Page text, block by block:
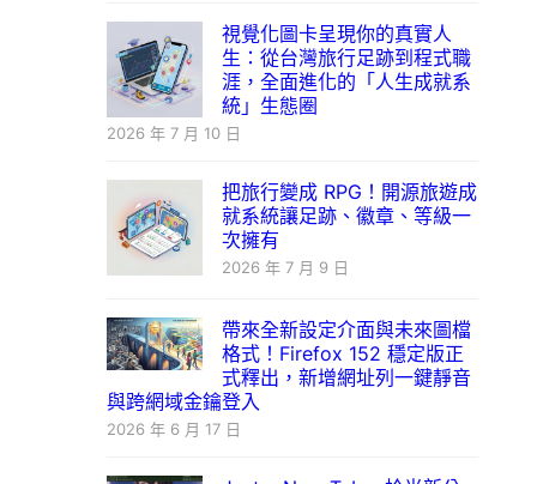
視覺化圖卡呈現你的真實人
生：從台灣旅行足跡到程式職
涯，全面進化的「人生成就系
統」生態圈
2026 年 7 月 10 日
把旅行變成 RPG！開源旅遊成
就系統讓足跡、徽章、等級一
次擁有
2026 年 7 月 9 日
帶來全新設定介面與未來圖檔
格式！Firefox 152 穩定版正
式釋出，新增網址列一鍵靜音
與跨網域金鑰登入
2026 年 6 月 17 日